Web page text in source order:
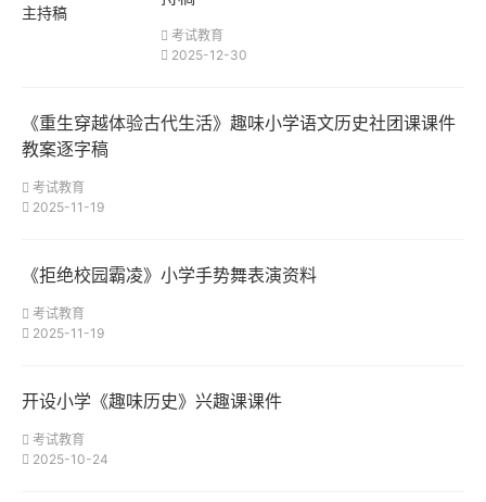
考试教育
2025-12-30
《重生穿越体验古代生活》趣味小学语文历史社团课课件
教案逐字稿
考试教育
2025-11-19
《拒绝校园霸凌》小学手势舞表演资料
考试教育
2025-11-19
开设小学《趣味历史》兴趣课课件
考试教育
2025-10-24